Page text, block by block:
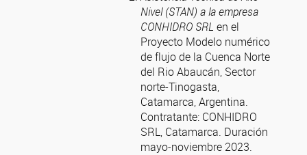
Nivel (STAN) a la empresa
CONHIDRO SRL en el
Proyecto Modelo numérico
de flujo de la Cuenca Norte
del Rio Abaucán, Sector
norte-Tinogasta,
Catamarca, Argentina.
Contratante: CONHIDRO
SRL, Catamarca. Duración
mayo-noviembre 2023.